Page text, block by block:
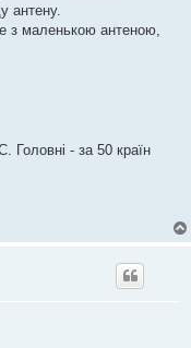
антену.
з маленькою антеною,
Головні - за 50 країн